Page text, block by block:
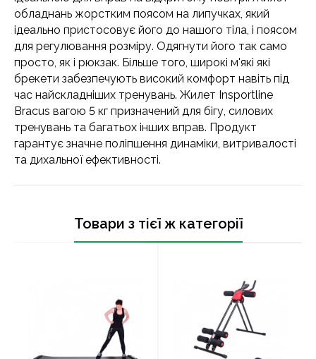
обладнань жорстким поясом на липучках, який
ідеально пристосовує його до нашого тіла, і поясом
для регулювання розміру. Одягнути його так само
просто, як і рюкзак. Більше того, широкі м'які які
брекети забезпечують високий комфорт навіть під
час найскладніших тренувань. Жилет Insportline
Bracus вагою 5 кг призначений для бігу, силових
тренувань та багатьох інших вправ. Продукт
гарантує значне поліпшення динаміки, витривалості
та дихальної ефективності.
Товари з тієї ж категорії